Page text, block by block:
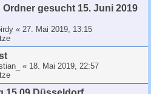
gesucht 15. Juni 2019
« 27. Mai 2019, 13:15
« 18. Mai 2019, 22:57